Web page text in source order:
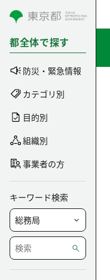
コンテンツにスキップ
都全体で探す
防災・緊急情報
カテゴリ別
目的別
組織別
事業者の方
キーワード検索